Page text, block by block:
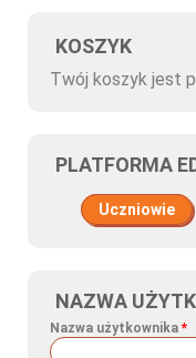
KOSZYK
Twój koszyk jest
PLATFORMA
Uczniowie
NAZWA
Nazwa użytkownika *